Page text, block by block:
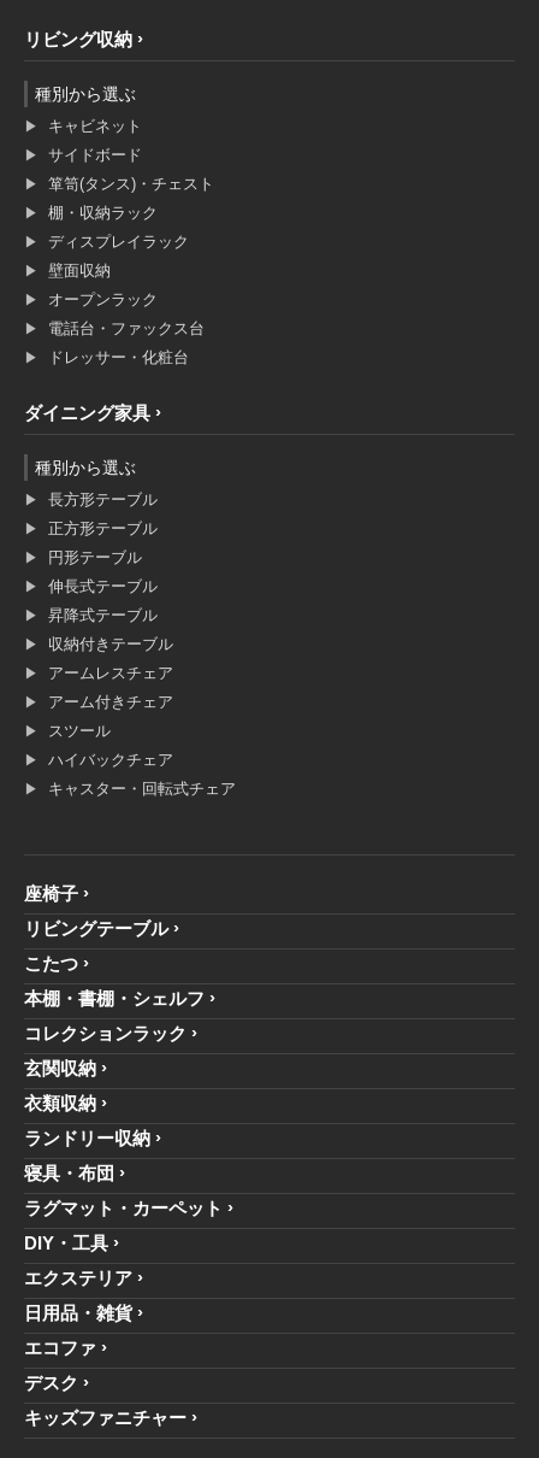
リビング収納
種別から選ぶ
キャビネット
サイドボード
箪笥(タンス)・チェスト
棚・収納ラック
ディスプレイラック
壁面収納
オープンラック
電話台・ファックス台
ドレッサー・化粧台
ダイニング家具
種別から選ぶ
長方形テーブル
正方形テーブル
円形テーブル
伸長式テーブル
昇降式テーブル
収納付きテーブル
アームレスチェア
アーム付きチェア
スツール
ハイバックチェア
キャスター・回転式チェア
座椅子
リビングテーブル
こたつ
本棚・書棚・シェルフ
コレクションラック
玄関収納
衣類収納
ランドリー収納
寝具・布団
ラグマット・カーペット
DIY・工具
エクステリア
日用品・雑貨
エコファ
デスク
キッズファニチャー